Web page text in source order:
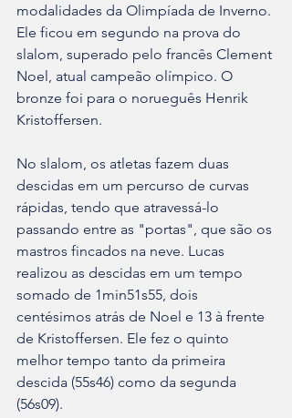
modalidades da Olimpíada de Inverno.
Ele ficou em segundo na prova do
slalom, superado pelo francês Clement
Noel, atual campeão olímpico. O
bronze foi para o norueguês Henrik
Kristoffersen.
No slalom, os atletas fazem duas
descidas em um percurso de curvas
rápidas, tendo que atravessá-lo
passando entre as "portas", que são os
mastros fincados na neve. Lucas
realizou as descidas em um tempo
somado de 1min51s55, dois
centésimos atrás de Noel e 13 à frente
de Kristoffersen. Ele fez o quinto
melhor tempo tanto da primeira
descida (55s46) como da segunda
(56s09).